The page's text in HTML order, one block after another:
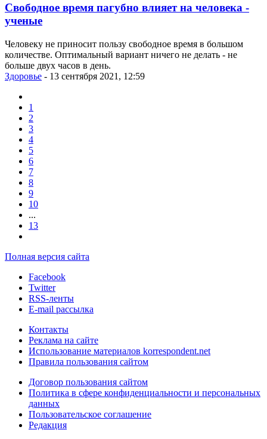
Свободное время пагубно влияет на человека -
ученые
Человеку не приносит пользу свободное время в большом
количестве. Оптимальный вариант ничего не делать - не
больше двух часов в день.
Здоровье - 13 сентября 2021, 12:59
1
2
3
4
5
6
7
8
9
10
...
13
Полная версия сайта
Facebook
Twitter
RSS-ленты
E-mail рассылка
Контакты
Реклама на сайте
Использование материалов korrespondent.net
Правила пользования сайтом
Договор пользования сайтом
Политика в сфере конфиденциальности и персональных
данных
Пользовательское соглашение
Редакция